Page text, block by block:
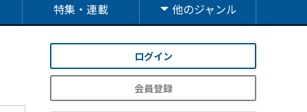
特集・連載 他のジャンル
ログイン
会員登録